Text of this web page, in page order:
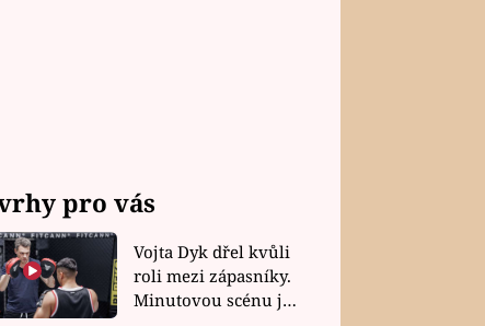
pro vás
Vojta Dyk dřel kvůli
roli mezi zápasníky.
Minutovou scénu jel